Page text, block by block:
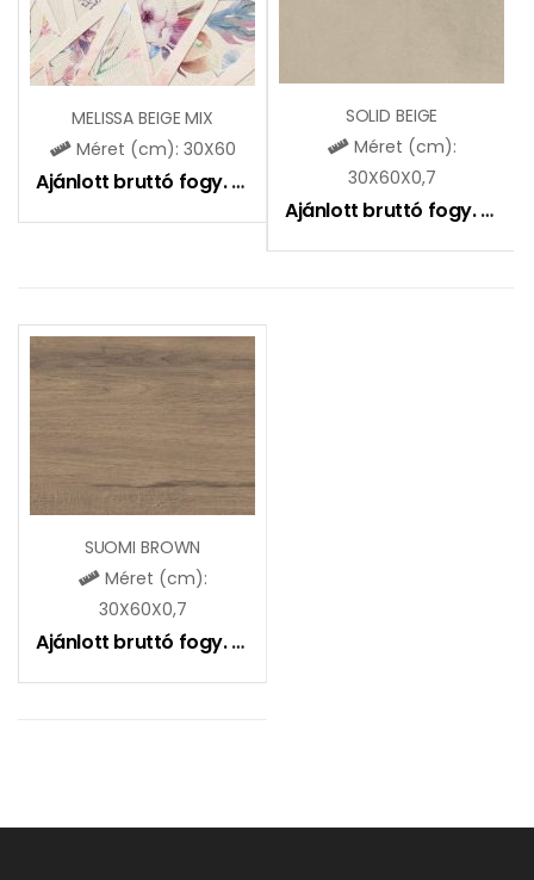
MELISSA BEIGE MIX
Méret (cm): 30X60
Ajánlott bruttó fogy. ár:
SOLID BEIGE
Méret (cm):
30X60X0,7
Ajánlott bruttó fogy. ár:
SUOMI BROWN
Méret (cm):
30X60X0,7
Ajánlott bruttó fogy. ár: